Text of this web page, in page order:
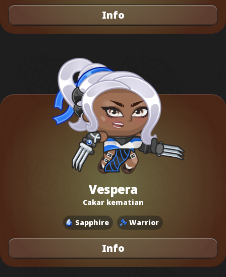
Info
Vespera
Cakar kematian
Sapphire Warrior
Info